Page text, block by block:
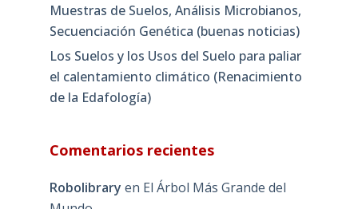
Muestras de Suelos, Análisis Microbianos,
Secuenciación Genética (buenas noticias)
Los Suelos y los Usos del Suelo para paliar
el calentamiento climático (Renacimiento
de la Edafología)
Comentarios recientes
Robolibrary en El Árbol Más Grande del